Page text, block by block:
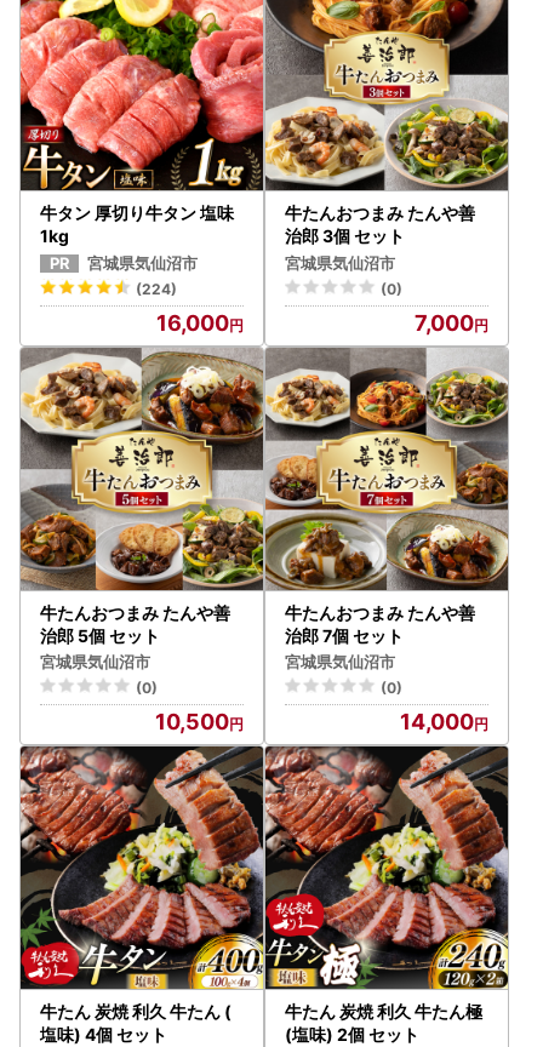
牛タン 厚切り牛タン 塩味
1kg
宮城県気仙沼市
(224)
16,000
牛たんおつまみ たんや善
治郎 3個 セット
宮城県気仙沼市
(0)
7,000
牛たんおつまみ たんや善
治郎 5個 セット
宮城県気仙沼市
(0)
10,500
牛たんおつまみ たんや善
治郎 7個 セット
宮城県気仙沼市
(0)
14,000
牛たん 炭焼 利久 牛たん (
塩味) 4個 セット
牛たん 炭焼 利久 牛たん極
(塩味) 2個 セット